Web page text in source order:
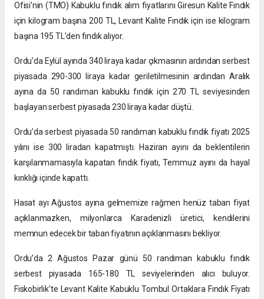
Ofisi’nin (TMO) Kabuklu fındık alım fiyatlarını Giresun Kalite Fındık
için kilogram başına 200 TL, Levant Kalite Fındık için ise kilogram
başına 195 TL’den fındık alıyor.
Ordu’da Eylül ayında 340 liraya kadar çıkmasının ardından serbest
piyasada 290-300 liraya kadar geriletilmesinin ardından Aralık
ayına da 50 randıman kabuklu fındık için 270 TL seviyesinden
başlayan serbest piyasada 230 liraya kadar düştü.
Ordu’da serbest piyasada 50 randıman kabuklu fındık fiyatı 2025
yılını ise 300 liradan kapatmıştı. Haziran ayını da beklentilerin
karşılanmamasıyla kapatan fındık fiyatı, Temmuz ayını da hayal
kırıklığı içinde kapattı.
Hasat ayı Ağustos ayına gelmemize rağmen henüz taban fiyat
açıklanmazken, milyonlarca Karadenizli üretici, kendilerini
memnun edecek bir taban fiyatının açıklanmasını bekliyor.
Ordu’da 2 Ağustos Pazar günü 50 randıman kabuklu fındık
serbest piyasada 165-180 TL seviyelerinden alıcı buluyor.
Fiskobirlik’te Levant Kalite Kabuklu Tombul Ortaklara Fındık Fiyatı